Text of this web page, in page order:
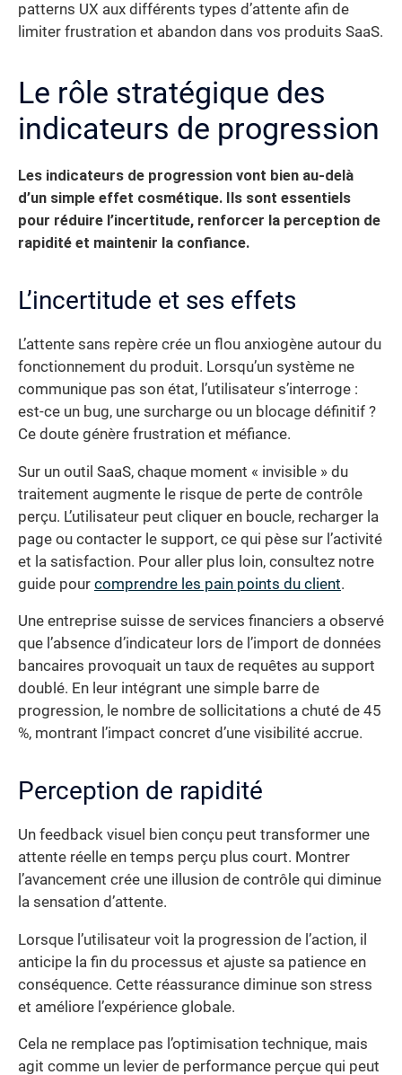
patterns UX aux différents types d’attente afin de
limiter frustration et abandon dans vos produits SaaS.
Le rôle stratégique des
indicateurs de progression
Les indicateurs de progression vont bien au-delà
d’un simple effet cosmétique.
Ils sont essentiels
pour réduire l’incertitude, renforcer la perception de
rapidité et maintenir la confiance.
L’incertitude et ses effets
L’attente sans repère crée un flou anxiogène autour du
fonctionnement du produit. Lorsqu’un système ne
communique pas son état, l’utilisateur s’interroge :
est-ce un bug, une surcharge ou un blocage définitif ?
Ce doute génère frustration et méfiance.
Sur un outil SaaS, chaque moment « invisible » du
traitement augmente le risque de perte de contrôle
perçu. L’utilisateur peut cliquer en boucle, recharger la
page ou contacter le support, ce qui pèse sur l’activité
et la satisfaction. Pour aller plus loin, consultez notre
guide pour comprendre les pain points du client.
Une entreprise suisse de services financiers a observé
que l’absence d’indicateur lors de l’import de données
bancaires provoquait un taux de requêtes au support
doublé. En leur intégrant une simple barre de
progression, le nombre de sollicitations a chuté de 45
%, montrant l’impact concret d’une visibilité accrue.
Perception de rapidité
Un feedback visuel bien conçu peut transformer une
attente réelle en temps perçu plus court. Montrer
l’avancement crée une illusion de contrôle qui diminue
la sensation d’attente.
Lorsque l’utilisateur voit la progression de l’action, il
anticipe la fin du processus et ajuste sa patience en
conséquence. Cette réassurance diminue son stress
et améliore l’expérience globale.
Cela ne remplace pas l’optimisation technique, mais
agit comme un levier de performance perçue qui peut